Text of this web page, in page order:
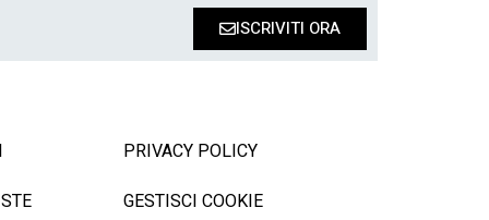
ISCRIVITI ORA
PRIVACY POLICY
GESTISCI COOKIE